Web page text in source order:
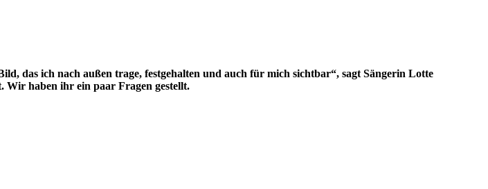
das ich nach außen trage, festgehalten und auch für mich sichtbar“, sagt Sängerin Lotte
Wir haben ihr ein paar Fragen gestellt.